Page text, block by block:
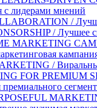
с лидерами мнений
/
/ Лучшее
MARKETING
/
FOR PREMIUM